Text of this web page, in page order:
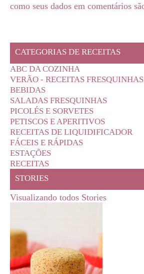
como seus dados em comentários
CATEGORIAS DE RECEITAS
ABC DA COZINHA
VERÃO - RECEITAS FRESQUINHAS
BEBIDAS
SALADAS FRESQUINHAS
PICOLÉS E SORVETES
PETISCOS E APERITIVOS
RECEITAS DE LIQUIDIFICADOR
FÁCEIS E RÁPIDAS
ESTAÇÕES
RECEITAS
STORIES
Visualizando todos Stories